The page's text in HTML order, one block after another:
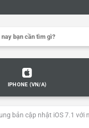
IPHONE (VN/A)
bản cập nhật iOS 7.1 với